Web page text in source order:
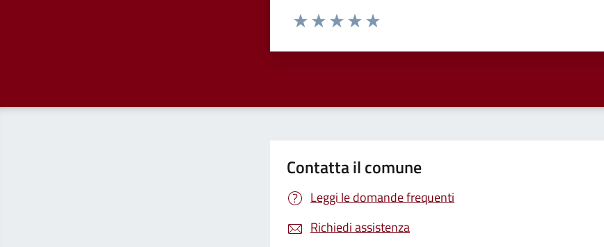
Valuta da 1 a 5 stelle la pagina
Contatta il comune
Leggi le domande frequenti
Richiedi assistenza